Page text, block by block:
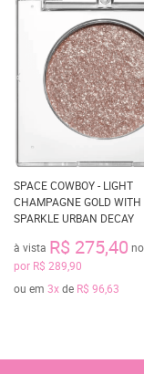
SPACE COWBOY - LIGHT
CHAMPAGNE GOLD WITH
SPARKLE URBAN DECAY
à vista R$ 275,40
por R$ 289,90
ou em 3xde R$ 96,63